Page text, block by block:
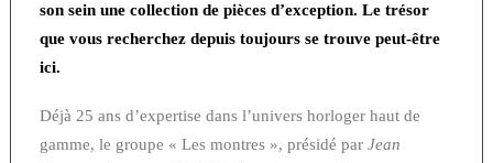
son sein une collection de pièces d’exception. Le trésor
que vous recherchez depuis toujours se trouve peut-être
ici.
Déjà 25 ans d’expertise dans l’univers horloger haut de
gamme, le groupe « Les montres », présidé par Jean